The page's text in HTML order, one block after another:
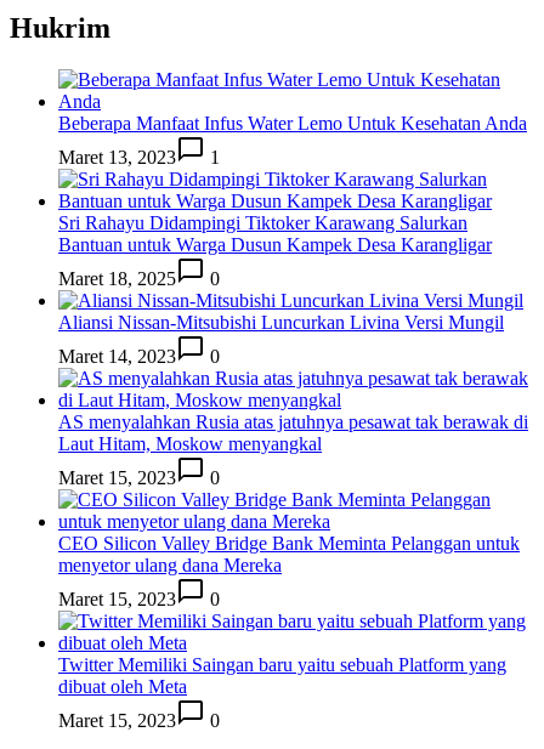
Hukrim
Beberapa Manfaat Infus Water Lemo Untuk Kesehatan Anda
Maret 13, 2023
1
Sri Rahayu Didampingi Tiktoker Karawang Salurkan
Bantuan untuk Warga Dusun Kampek Desa Karangligar
Maret 18, 2025
0
Aliansi Nissan-Mitsubishi Luncurkan Livina Versi Mungil
Maret 14, 2023
0
AS menyalahkan Rusia atas jatuhnya pesawat tak berawak di
Laut Hitam, Moskow menyangkal
Maret 15, 2023
0
CEO Silicon Valley Bridge Bank Meminta Pelanggan untuk
menyetor ulang dana Mereka
Maret 15, 2023
0
Twitter Memiliki Saingan baru yaitu sebuah Platform yang
dibuat oleh Meta
Maret 15, 2023
0